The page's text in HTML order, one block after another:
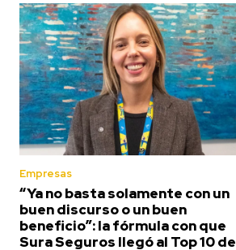
Empresas
“Ya no basta solamente con un
buen discurso o un buen
beneficio”: la fórmula con que
Sura Seguros llegó al Top 10 de